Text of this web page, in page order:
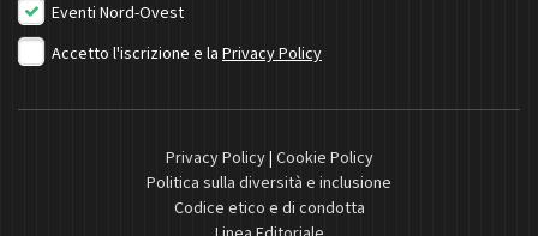
Eventi Nord-Ovest
Accetto l'iscrizione e la Privacy Policy
Privacy Policy| Cookie Policy
Politica sulla diversità e inclusione
Codice etico e di condotta